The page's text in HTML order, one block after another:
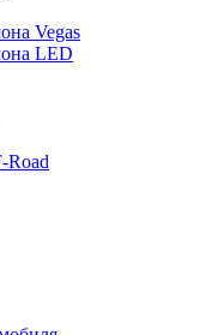
Vegas
LED
Road